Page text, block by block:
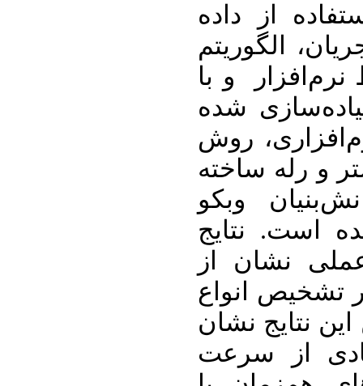
از داده
الگوریتم
و با
سازی شده
افزاری، روش
و رله ساخته
بنیان وبکو
است. نتایج
نشان از
تشخیص انواع
نتایج نشان
از سرعت